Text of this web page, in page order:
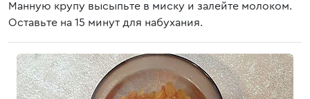
Манную крупу высыпьте в миску и залейте молоком.
Оставьте на 15 минут для набухания.